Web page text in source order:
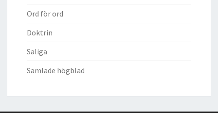
Ord för ord
Doktrin
Saliga
Samlade högblad